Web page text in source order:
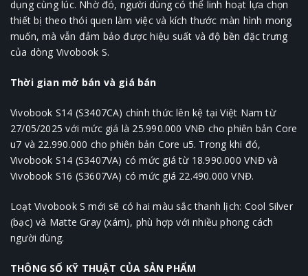
dụng cùng lúc. Nhờ đó, người dùng có thể linh hoạt lựa chọn
thiết bị theo thói quen làm việc và kích thước màn hình mong
muốn, mà vẫn đảm bảo được hiệu suất và độ bền đặc trưng
của dòng Vivobook S.
Thời gian mở bán và giá bán
Vivobook S14 (S3407CA) chính thức lên kệ tại Việt Nam từ
27/05/2025 với mức giá là 25.990.000 VNĐ cho phiên bản Core
u7 và 22.990.000 cho phiên bản Core u5. Trong khi đó,
Vivobook S14 (S3407VA) có mức giá từ 18.990.000 VNĐ và
Vivobook S16 (S3607VA) có mức giá 22.490.000 VNĐ.
Loạt Vivobook S mới sẽ có hai màu sắc thanh lịch: Cool Silver
(bạc) và Matte Gray (xám), phù hợp với nhiều phong cách
người dùng.
THÔNG SỐ KỸ THUẬT CỦA SẢN PHẨM